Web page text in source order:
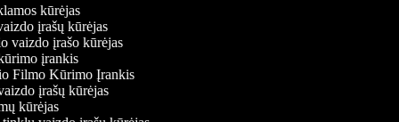
kūrėjas
įrašų kūrėjas
vaizdo įrašo kūrėjas
įrankis
Filmo Kūrimo Įrankis
įrašų kūrėjas
kūrėjas